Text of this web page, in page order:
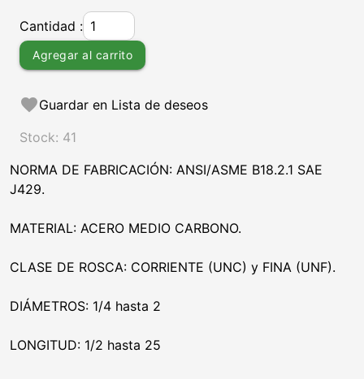
Cantidad :
Agregar al carrito
favoriteGuardar en Lista de deseos
Stock: 41
NORMA DE FABRICACIÓN: ANSI/ASME B18.2.1 SAE
J429.
MATERIAL: ACERO MEDIO CARBONO.
CLASE DE ROSCA: CORRIENTE (UNC) y FINA (UNF).
DIÁMETROS: 1/4 hasta 2
LONGITUD: 1/2 hasta 25